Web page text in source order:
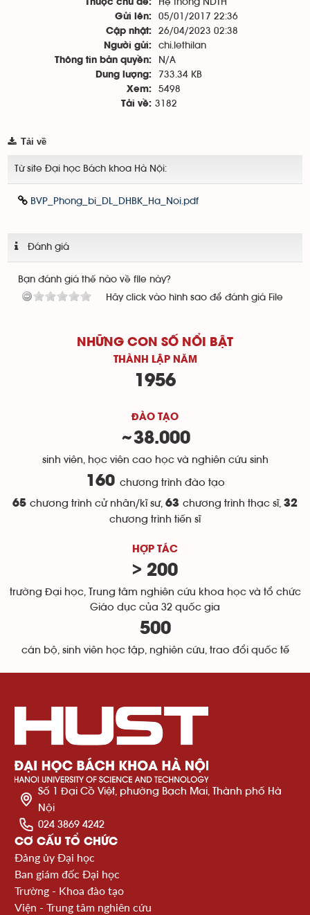
Thuộc chủ đề: Hệ thống NDTH
Gửi lên: 05/01/2017 22:36
Cập nhật: 26/04/2023 02:38
Người gửi: chi.lethilan
Thông tin bản quyền: N/A
Dung lượng: 733.34 KB
Xem: 5498
Tải về: 3182
Tải về
Từ site Đại học Bách khoa Hà Nội:
BVP_Phong_bi_DL_DHBK_Ha_Noi.pdf
Đánh giá
Bạn đánh giá thế nào về file này?
Hãy click vào hình sao để đánh giá File
NHỮNG CON SỐ NỔI BẬT
THÀNH LẬP NĂM
1956
ĐÀO TẠO
38.000
sinh viên, học viên cao học và nghiên cứu sinh
160 chương trình đào tạo
65 chương trình cử nhân/kĩ sư, 63 chương trình thạc sĩ, 32
chương trình tiến sĩ
HỢP TÁC
> 200
trường Đại học, Trung tâm nghiên cứu khoa học và tổ chức
Giáo dục của 32 quốc gia
500
cán bộ, sinh viên học tập, nghiên cứu, trao đổi quốc tế
Số 1 Đại Cồ Việt, phường Bạch Mai, Thành phố Hà
Nội
024 3869 4242
CƠ CẤU TỔ CHỨC
Đảng ủy Đại học
Ban giám đốc Đại học
Trường - Khoa đào tạo
Viện - Trung tâm nghiên cứu